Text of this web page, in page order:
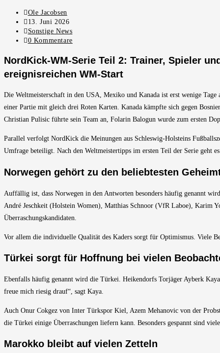
Beitrags-
Autor:
Ole Jacobsen
Beitrag
veröffentlicht:
13. Juni 2026
Beitrags-
Kategorie:
Sonstige News
Beitrags-
0 Kommentare
NordKick-WM-Serie Teil 2: Trainer, Spieler
ereignisreichen WM-Start
Die Weltmeisterschaft in den USA, Mexiko und Kanada ist erst wenige
einer Partie mit gleich drei Roten Karten. Kanada kämpfte sich gegen
Christian Pulisic führte sein Team an, Folarin Balogun wurde zum ersten
Parallel verfolgt NordKick die Meinungen aus Schleswig-Holsteins
Umfrage beteiligt. Nach den Weltmeistertipps im ersten Teil der Serie geht
Norwegen gehört zu den beliebtesten
Auffällig ist, dass Norwegen in den Antworten besonders häufig genannt
André Jeschkeit (Holstein Women), Matthias Schnoor (VfR Laboe), Karim
Überraschungskandidaten.
Vor allem die individuelle Qualität des Kaders sorgt für Optimismus. Viele
Türkei sorgt für Hoffnung bei vielen
Ebenfalls häufig genannt wird die Türkei. Heikendorfs Torjäger Ayberk
freue mich riesig drauf“, sagt Kaya.
Auch Onur Cokgez von Inter Türkspor Kiel, Azem Mehanovic von der
die Türkei einige Überraschungen liefern kann. Besonders gespannt sind
Marokko bleibt auf vielen Zetteln